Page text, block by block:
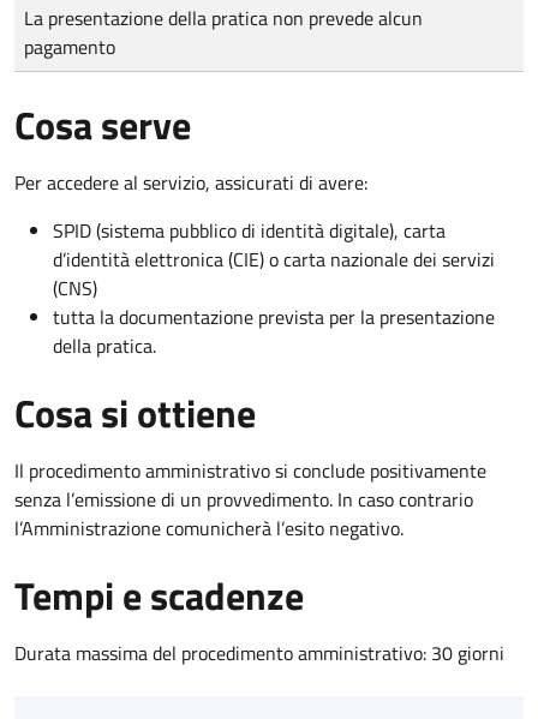
Tipo di pagamento
Importo
La presentazione della pratica non prevede alcun
pagamento
Cosa serve
Per accedere al servizio, assicurati di avere:
SPID (sistema pubblico di identità digitale), carta
d’identità elettronica (CIE) o carta nazionale dei servizi
(CNS)
tutta la documentazione prevista per la presentazione
della pratica.
Cosa si ottiene
Il procedimento amministrativo si conclude positivamente
senza l’emissione di un provvedimento. In caso contrario
l’Amministrazione comunicherà l’esito negativo.
Tempi e scadenze
Durata massima del procedimento amministrativo: 30 giorni